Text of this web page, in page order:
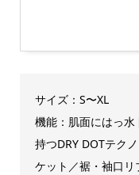
サイズ：S〜XL
機能：肌面にはっ
持つDRY DOTテク
ケット／裾・袖口リ